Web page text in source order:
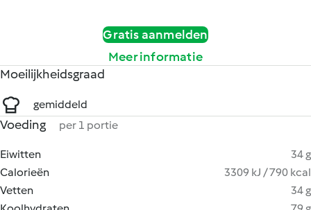
Gratis aanmelden
Meer informatie
Moeilijkheidsgraad
gemiddeld
Voeding per 1 portie
Eiwitten
34 g
Calorieën
3309 kJ / 790 kcal
Vetten
34 g